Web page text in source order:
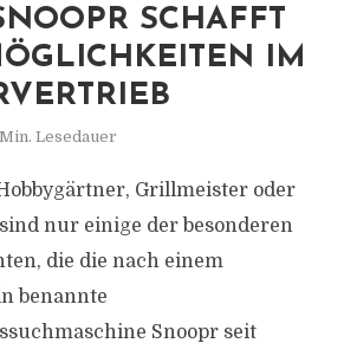
SCHAFFT
IM
Lesedauer
Grillmeister oder
nur einige der besonderen
die die nach einem
benannte
Snoopr seit